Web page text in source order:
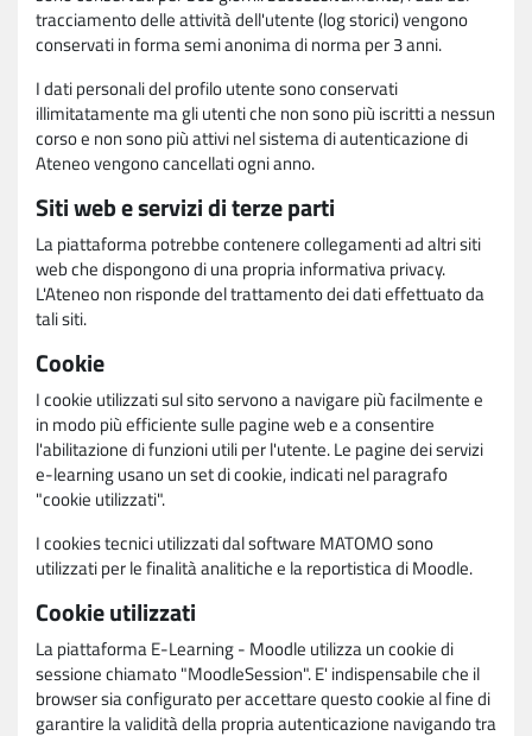
tracciamento delle attività dell'utente (log storici) vengono
conservati in forma semi anonima di norma per 3 anni.
I dati personali del profilo utente sono conservati
illimitatamente ma gli utenti che non sono più iscritti a nessun
corso e non sono più attivi nel sistema di autenticazione di
Ateneo vengono cancellati ogni anno.
Siti web e servizi di terze parti
La piattaforma potrebbe contenere collegamenti ad altri siti
web che dispongono di una propria informativa privacy.
L'Ateneo non risponde del trattamento dei dati effettuato da
tali siti.
Cookie
I cookie utilizzati sul sito servono a navigare più facilmente e
in modo più efficiente sulle pagine web e a consentire
l'abilitazione di funzioni utili per l'utente. Le pagine dei servizi
e-learning usano un set di cookie, indicati nel paragrafo
"cookie utilizzati".
I cookies tecnici utilizzati dal software MATOMO sono
utilizzati per le finalità analitiche e la reportistica di Moodle.
Cookie utilizzati
La piattaforma E-Learning - Moodle utilizza un cookie di
sessione chiamato "MoodleSession". E' indispensabile che il
browser sia configurato per accettare questo cookie al fine di
garantire la validità della propria autenticazione navigando tra